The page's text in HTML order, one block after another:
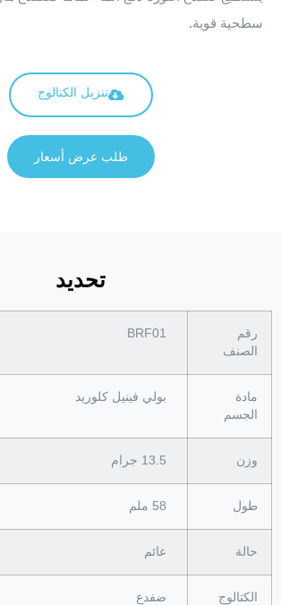
سطحية قوية.
تنزيل الكتالوج
طلب عرض أسعار
تحديد
رقم
الصنف
مادة
الجسم
بولي فينيل كلوريد
وزن
طول
حالة عائم
الكتالوج ضفدع